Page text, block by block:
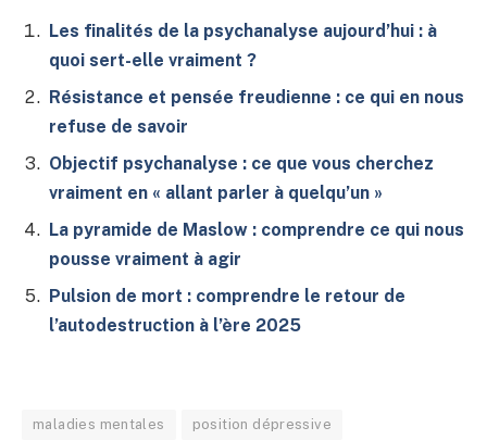
Les finalités de la psychanalyse aujourd’hui : à
quoi sert-elle vraiment ?
Résistance et pensée freudienne : ce qui en nous
refuse de savoir
Objectif psychanalyse : ce que vous cherchez
vraiment en « allant parler à quelqu’un »
La pyramide de Maslow : comprendre ce qui nous
pousse vraiment à agir
Pulsion de mort : comprendre le retour de
l’autodestruction à l’ère 2025
maladies mentales position dépressive